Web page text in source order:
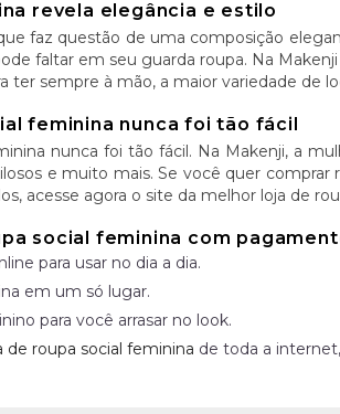
revela elegância e estilo
faz questão de uma composição
faltar em seu guarda roupa. Na
ter sempre à mão, a maior variedade de
feminina nunca foi tão fácil
nunca foi tão fácil. Na Makenji, a
e muito mais. Se você quer
acesse agora o site da melhor loja de
social feminina com
para usar no dia a dia.
em um só lugar.
para você arrasar no look.
de roupa social feminina de toda a